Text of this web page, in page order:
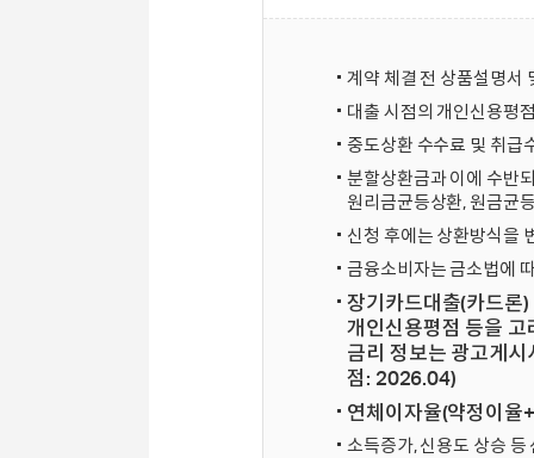
계약 체결 전 상품설명서
대출 시점의 개인신용평
중도상환 수수료 및 취급
분할상환금과 이에 수반
원리금균등상환, 원금균
신청 후에는 상환방식을
금융소비자는 금소법에
장기카드대출(카드
개인신용평점 등을
금리 정보는 광고게
점: 2026.04)
연체이자율(약정이율
소득증가, 신용도 상승